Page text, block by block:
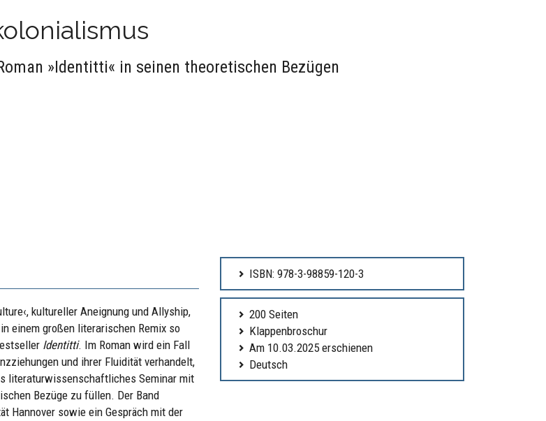
»Identitti« in seinen theoretischen Bezügen
kultureller Aneignung und Allyship,
einem großen literarischen Remix so
Identitti. Im Roman wird ein Fall
und ihrer Fluidität verhandelt,
literaturwissenschaftliches Seminar mit
Bezüge zu füllen. Der Band
Hannover sowie ein Gespräch mit der
ISBN: 978-3-98859-120-3
200 Seiten
Klappenbroschur
Am 10.03.2025 erschienen
Deutsch